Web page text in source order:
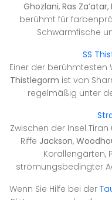
Ghozlani, Ras Za’atar,
berühmt für
Schwarmfische
SS
Einer der berühmtesten
Thistlegorm ist von
regelmäßig unter
Zwischen der Insel
Riffe Jackson,
Korallengärten,
strömungsbedingter
Wenn Sie Hilfe bei der